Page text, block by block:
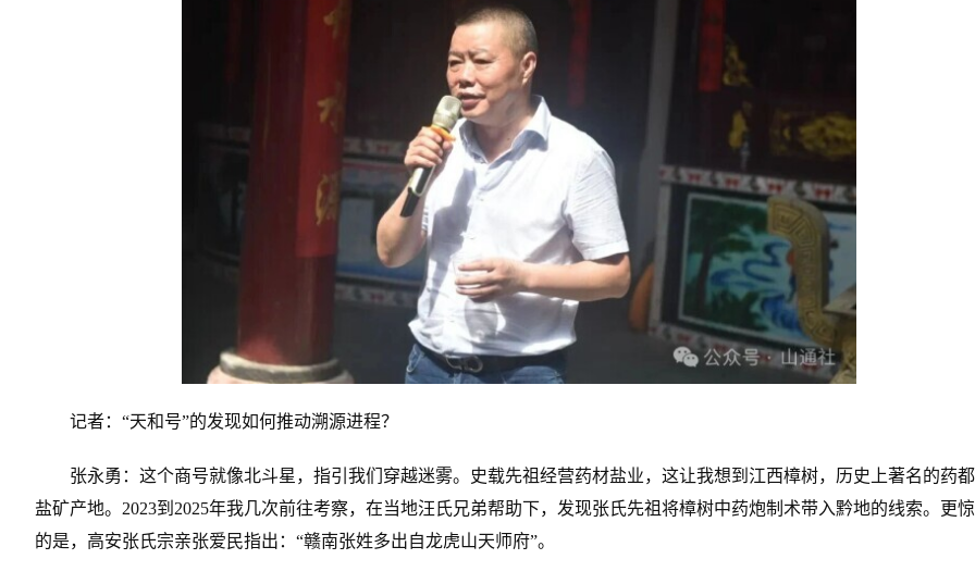
记者：“天和号”的发现如何推动溯源进程？
张永勇：这个商号就像北斗星，指引我们穿越迷雾。史载先祖经营药材盐业，这让我想到江西樟树，历史上著名的药
盐矿产地。2023到2025年我几次前往考察，在当地汪氏兄弟帮助下，发现张氏先祖将樟树中药炮制术带入黔地的线索。更
的是，高安张氏宗亲张爱民指出：“赣南张姓多出自龙虎山天师府”。